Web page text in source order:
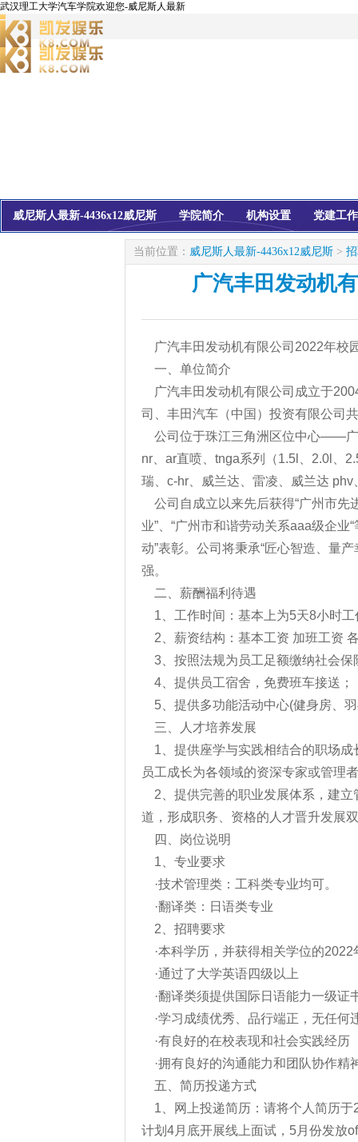
武汉理工大学汽车学院欢迎您-威尼斯人最新
威尼斯人最新-4436x12威尼斯 学院简介 机构设置 党建工作
当前位置： 威尼斯人最新-4436x12威尼斯 >
广汽丰田发动机
广汽丰田发动机有限公司2022年校
一、单位简介
广汽丰田发动机有限公司成立于
司、丰田汽车（中国）投资有限公司
公司位于珠江三角洲区位中心——
nr、ar直喷、tnga系列（1.5l、2.0l、
瑞、c-hr、威兰达、雷凌、威兰达
公司自成立以来先后获得“广州市先
业”、“广州市和谐劳动关系aaa级企
动”表彰。公司将秉承“匠心智造、量
强。
二、薪酬福利待遇
1、工作时间：基本上为5天8小时工
2、薪资结构：基本工资 加班工资
3、按照法规为员工足额缴纳社会
4、提供员工宿舍，免费班车接送；
5、提供多功能活动中心(健身房、
三、人才培养发展
1、提供座学与实践相结合的职场
员工成长为各领域的资深专家或管理
2、提供完善的职业发展体系，建
道，形成职务、资格的人才晋升发展
四、岗位说明
1、专业要求
·技术管理类：工科类专业均可。
·翻译类：日语类专业
2、招聘要求
·本科学历，并获得相关学位的
·通过了大学英语四级以上
·翻译类须提供国际日语能力一级证
·学习成绩优秀、品行端正，无任何
·有良好的在校表现和社会实践经历
·拥有良好的沟通能力和团队协作精
五、简历投递方式
1、网上投递简历：请将个人简历
计划4月底开展线上面试，5月份发放